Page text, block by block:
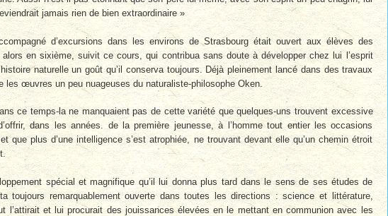
jamais rien de bien extraordinaire »
d’excursions dans les environs de Strasbourg était ouvert aux élèves des
en sixième, suivit ce cours, qui contribua sans doute à développer chez lui l’esprit
naturelle un goût qu’il conserva toujours. Déjà pleinement lancé dans des travaux
œuvres un peu nuageuses du naturaliste-philosophe Oken.
ce temps-la ne manquaient pas de cette variété que quelques-uns trouvent excessive
dans les années. de la première jeunesse, à l’homme tout entier les occasions
que plus d’une intelligence s’est atrophiée, ne trouvant devant elle qu’un chemin étroit
spécial et magnifique qu’il lui donna plus tard dans le sens de ses études de
toujours remarquablement ouverte dans toutes les directions : science et littérature,
l’attirait et lui procurait des jouissances élevées en le mettant en communion avec les